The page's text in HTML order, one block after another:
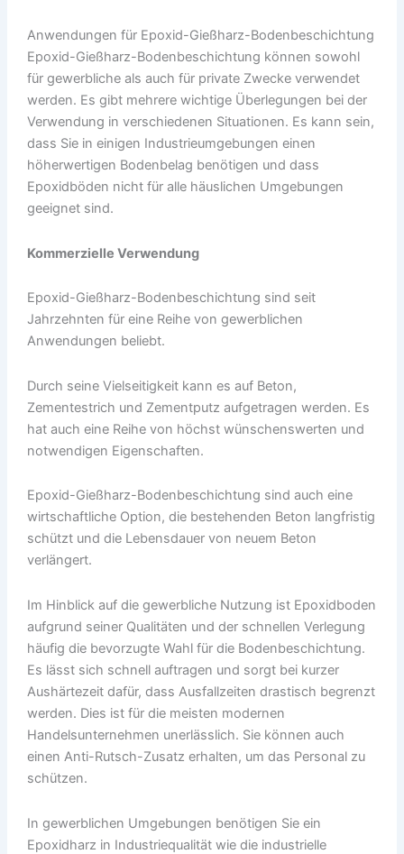
Anwendungen für Epoxid-Gießharz-Bodenbeschichtung
Epoxid-Gießharz-Bodenbeschichtung können sowohl
für gewerbliche als auch für private Zwecke verwendet
werden. Es gibt mehrere wichtige Überlegungen bei der
Verwendung in verschiedenen Situationen. Es kann sein,
dass Sie in einigen Industrieumgebungen einen
höherwertigen Bodenbelag benötigen und dass
Epoxidböden nicht für alle häuslichen Umgebungen
geeignet sind.
Kommerzielle Verwendung
Epoxid-Gießharz-Bodenbeschichtung sind seit
Jahrzehnten für eine Reihe von gewerblichen
Anwendungen beliebt.
Durch seine Vielseitigkeit kann es auf Beton,
Zementestrich und Zementputz aufgetragen werden. Es
hat auch eine Reihe von höchst wünschenswerten und
notwendigen Eigenschaften.
Epoxid-Gießharz-Bodenbeschichtung sind auch eine
wirtschaftliche Option, die bestehenden Beton langfristig
schützt und die Lebensdauer von neuem Beton
verlängert.
Im Hinblick auf die gewerbliche Nutzung ist Epoxidboden
aufgrund seiner Qualitäten und der schnellen Verlegung
häufig die bevorzugte Wahl für die Bodenbeschichtung.
Es lässt sich schnell auftragen und sorgt bei kurzer
Aushärtezeit dafür, dass Ausfallzeiten drastisch begrenzt
werden. Dies ist für die meisten modernen
Handelsunternehmen unerlässlich. Sie können auch
einen Anti-Rutsch-Zusatz erhalten, um das Personal zu
schützen.
In gewerblichen Umgebungen benötigen Sie ein
Epoxidharz in Industriequalität wie die industrielle